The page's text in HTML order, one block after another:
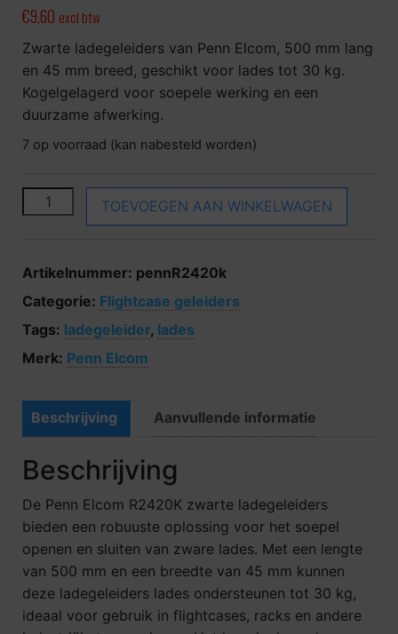
€9,60 excl btw
Zwarte ladegeleiders van Penn Elcom, 500 mm lang
en 45 mm breed, geschikt voor lades tot 30 kg.
Kogelgelagerd voor soepele werking en een
duurzame afwerking.
7 op voorraad (kan nabesteld worden)
Penn Elcom R2420k ladegeleider 500mm - zwart
TOEVOEGEN AAN WINKELWAGEN
Artikelnummer: pennR2420k
Categorie: Flightcase geleiders
Tags: ladegeleider, lades
Merk: Penn Elcom
Beschrijving Aanvullende informatie
Beschrijving
De Penn Elcom R2420K zwarte ladegeleiders
bieden een robuuste oplossing voor het soepel
openen en sluiten van zware lades. Met een lengte
van 500 mm en een breedte van 45 mm kunnen
deze ladegeleiders lades ondersteunen tot 30 kg,
ideaal voor gebruik in flightcases, racks en andere